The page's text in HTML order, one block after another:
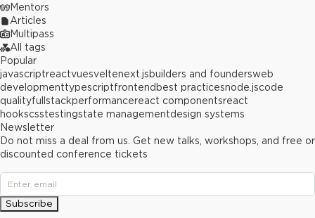
Mentors
Articles
Multipass
All tags
Popular
javascriptreactvuesveltenext.jsbuilders and foundersweb
developmenttypescriptfrontend best practicesnode.jscode
qualityfullstackperformancereact componentsreact
hookscsstestingstate managementdesign systems
Newsletter
Do not miss a deal from us. Get new talks, workshops, and free or
discounted conference tickets
Subscribe